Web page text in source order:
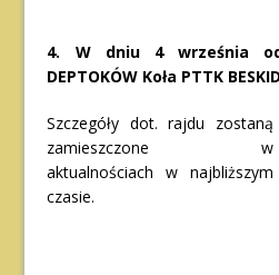
4. W dniu 4 września
DEPTOKÓW Koła PTTK
Szczegóły dot. rajdu zostaną
zamieszczone w
aktualnościach w najbliższym
czasie.